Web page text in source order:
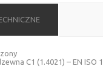
C1 (1.4021) – EN ISO